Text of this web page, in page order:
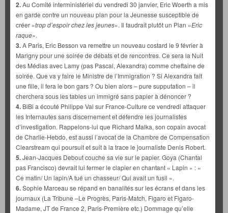
2.Au Comité interministériel du vendredi 30 janvier, Eric Woerth a mis
en garde contre un nouveau plan pour la Jeunesse susceptible de
créer «trop d’espoir chez les jeunes». Il faudrait plutôt un Plan «Eric
raque».
3.A Paris, Eric Besson va remettre un nouveau costard le 9 février à
Marigny pour une soirée de débats et de rencontres. Ce sera la Nuit
des Médias avec Lamy (pas Pascal, Alexandra) comme cheftaine de
soirée. Que va y faire le Ministre de l’Immigration ? Si Alexandra fait
une fille, il fera le bon gars ? Ou bien alors – pure supputation – il
cherchera sous les tables un immigré sans papier à dénoncer ?
4. BiBi a écouté Philippe Val sur France-Culture ce vendredi attaquer
les Internautes sans discernement et défendre les journalistes
d’investigation. Rappelons-lui que Richard Malka, son copain avocat
de Charlie-Hebdo, est aussi l’avocat de la Chambre de Compensation
Clearstream qui poursuit et suit à la trace le journaliste Denis Robert.
5.Jean-Jacques Debout couche sa vie sur le papier. Goya (Chantal
pas Francisco) devrait lui fermer le clapier en chantant « Lapin » : «
Ce matin/ Un lapin/A tué un chasseur/ Qui avait un fusil ».
6.Sophie Marceau se répand en banalités sur les écrans et dans les
journaux (La Tribune –Le Progrès, Paris-Match, Figaro et Figaro-
Madame, JT de France 2, Paris-Première etc.) Dommage qu’elle